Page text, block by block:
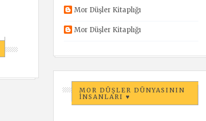
Mor Düşler Kitaplığı
Mor Düşler Kitaplığı
MOR DÜŞLER DÜNYASININ
İNSANLARI ♥